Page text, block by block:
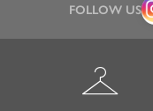
FOLLOW US
checkroom